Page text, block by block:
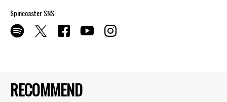
RECOMMEND
Spincoaster SNS